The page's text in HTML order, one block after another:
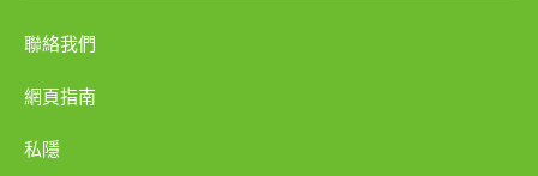
聯絡我們
網頁指南
私隱